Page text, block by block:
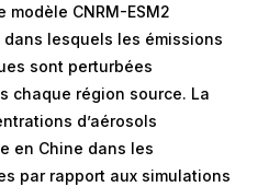
modèle CNRM-ESM2
dans lesquels les émissions
sont perturbées
chaque région source. La
d’aérosols
en Chine dans les
par rapport aux simulations